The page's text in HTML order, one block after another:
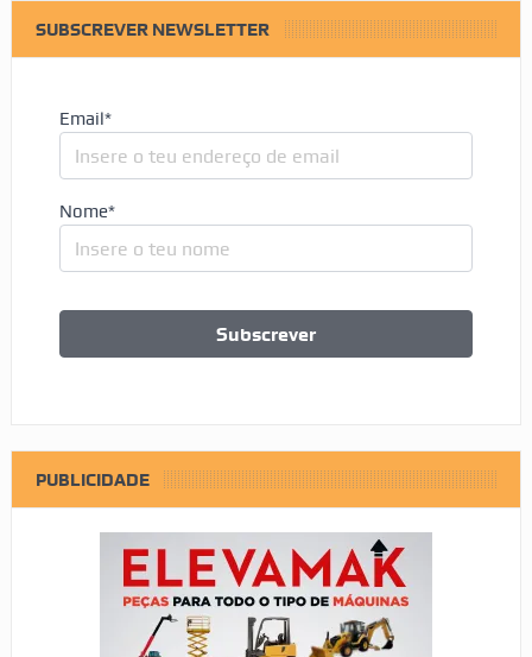
SUBSCREVER NEWSLETTER
Email*
Nome*
PUBLICIDADE